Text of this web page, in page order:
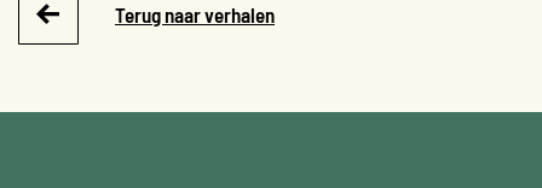
Terug naar verhalen